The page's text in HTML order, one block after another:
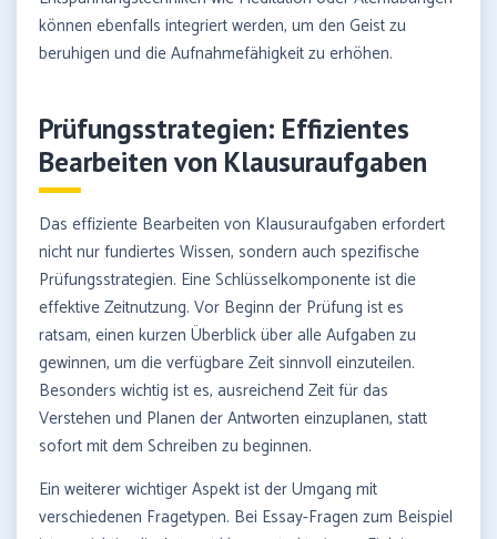
können ebenfalls integriert werden, um den Geist zu
beruhigen und die Aufnahmefähigkeit zu erhöhen.
Prüfungsstrategien: Effizientes
Bearbeiten von Klausuraufgaben
Das effiziente Bearbeiten von Klausuraufgaben erfordert
nicht nur fundiertes Wissen, sondern auch spezifische
Prüfungsstrategien. Eine Schlüsselkomponente ist die
effektive Zeitnutzung. Vor Beginn der Prüfung ist es
ratsam, einen kurzen Überblick über alle Aufgaben zu
gewinnen, um die verfügbare Zeit sinnvoll einzuteilen.
Besonders wichtig ist es, ausreichend Zeit für das
Verstehen und Planen der Antworten einzuplanen, statt
sofort mit dem Schreiben zu beginnen.
Ein weiterer wichtiger Aspekt ist der Umgang mit
verschiedenen Fragetypen. Bei Essay-Fragen zum Beispiel